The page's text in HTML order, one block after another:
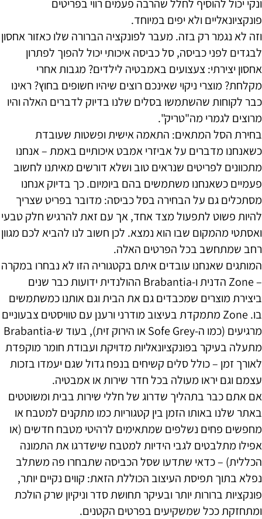
ונקי יכול להוסיף לחלל שהרבה פעמים רווי בפריטים
פונקציונאליים ולא יפים במיוחד.
וזה לא נגמר רק בזה. מעבר לפונקציה הברורה שלו כאזור אחסון
לבגדים לפני כביסה, סל כביסה איכותי יכול להפוך לפתרון
אחסון יצירתי: צעצועים באמבטיה לילדים? מגבות אחרי
מקלחת? מוצרי ניקוי שאינכם רוצים שיהיו חשופים בחוץ? ראינו
כבר לקוחות שהשתמשו בסלים שלנו בדיוק לדברים האלה והיו
מרוצים לגמרי מה"טריק".
בחירת הסל המתאים: התאמה אישית ופשטות שעובדת
כשאנחנו מדברים על אביזרי אמבט איכותיים באמת – אנחנו
מתכוונים לפריטים שנראים טוב ושלא דורשים מאיתנו לחשוב
פעמיים כשאנחנו משתמשים בהם ביומיום. כך בדיוק אנחנו
מסתכלים גם על הבחירה בסל כביסה: מדובר בפריט שצריך
להיות פשוט לתפעול מצד אחד, אך עם זאת להרגיש חלק טבעי
ואסתטי מהמקום שבו הוא נמצא. לכן חשוב לנו להביא לכם מגוון
רחב שמתחשב בכל הפרטים האלה.
המותגים שאנחנו עובדים איתם בקטגוריה הזו לא נבחרו במקרה
– Zone הדנית ו-Brabantia ההולנדית ידועות כבר שנים
ביצירת מוצרים שמכבדים גם את הבית וגם אותנו כמשתמשים
בו. Zone מתמקדת בעיצוב מודרני ורענן עם טוויסטים צבעוניים
מרגיעים (כמו ה-Sofe Grey או הירוק זית), בעוד ש-Brabantia
מתעלה בעיקר בפונקציונאליות מדויקת ועבודת חומר מוקפדת
לאורך זמן – כולל סלים קשיחים בנפח גדול שגם יעמדו בזכות
עצמם וגם יראו מעולה בכל חדר שירות או אמבטיה.
אם אתם כבר בתהליך שדרוג של חללי שירות בבית ומשוטטים
באתר שלנו באותו הזמן בין קטגוריות כמו מתקנים למטבח או
מחפשים פחים נשלפים שמתאימים לרהיטי מטבח חדשים (או
אפילו מתלבטים לגבי הידיות למטבח שישדרגו את התמונה
הכללית) – כדאי שתדעו שסל הכביסה שתבחרו פה משתלב
נפלא בתוך תפיסת העיצוב הכוללת הזאת: קווים נקיים יותר,
פונקציות ברורות יותר ובעיקר תחושת סדר וניקיון שרק הולכת
ומתחזקת ככל שמשקיעים בפרטים הקטנים.